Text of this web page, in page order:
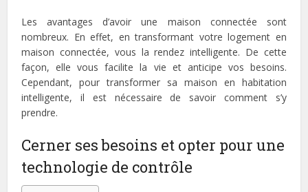
Les avantages d’avoir une maison connectée sont
nombreux. En effet, en transformant votre logement en
maison connectée, vous la rendez intelligente. De cette
façon, elle vous facilite la vie et anticipe vos besoins.
Cependant, pour transformer sa maison en habitation
intelligente, il est nécessaire de savoir comment s’y
prendre.
Cerner ses besoins et opter pour une
technologie de contrôle